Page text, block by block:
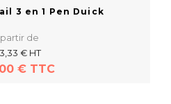
3 en 1 Pen Duick
de
€ HT
€ TTC